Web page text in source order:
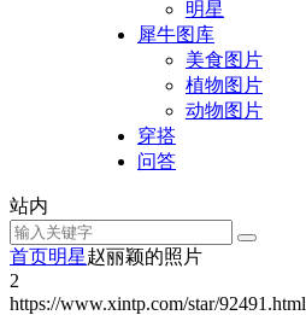
明星
犀牛图库
美食图片
植物图片
动物图片
穿搭
问答
站内
首页明星赵丽颖的照片
2
https://www.xintp.com/star/92491.html